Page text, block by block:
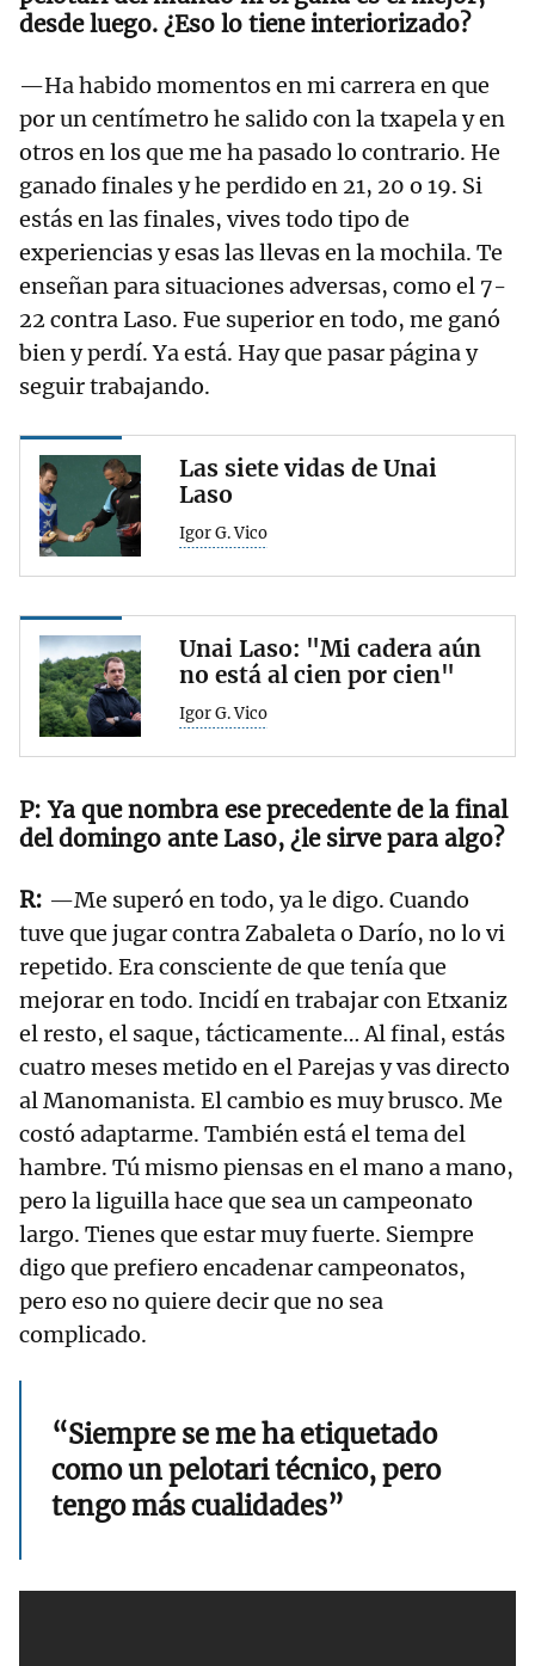
desde luego. ¿Eso lo tiene interiorizado?
—Ha habido momentos en mi carrera en que
por un centímetro he salido con la txapela y en
otros en los que me ha pasado lo contrario. He
ganado finales y he perdido en 21, 20 o 19. Si
estás en las finales, vives todo tipo de
experiencias y esas las llevas en la mochila. Te
enseñan para situaciones adversas, como el 7-
22 contra Laso. Fue superior en todo, me ganó
bien y perdí. Ya está. Hay que pasar página y
seguir trabajando.
Las siete vidas de Unai
Laso
Igor G. Vico
Unai Laso: "Mi cadera aún
no está al cien por cien"
Igor G. Vico
Ya que nombra ese precedente de la final
del domingo ante Laso, ¿le sirve para algo?
—Me superó en todo, ya le digo. Cuando
tuve que jugar contra Zabaleta o Darío, no lo vi
repetido. Era consciente de que tenía que
mejorar en todo. Incidí en trabajar con Etxaniz
el resto, el saque, tácticamente… Al final, estás
cuatro meses metido en el Parejas y vas directo
al Manomanista. El cambio es muy brusco. Me
costó adaptarme. También está el tema del
hambre. Tú mismo piensas en el mano a mano,
pero la liguilla hace que sea un campeonato
largo. Tienes que estar muy fuerte. Siempre
digo que prefiero encadenar campeonatos,
pero eso no quiere decir que no sea
complicado.
“Siempre se me ha etiquetado
como un pelotari técnico, pero
tengo más cualidades”